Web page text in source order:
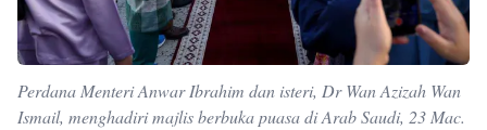
Perdana Menteri Anwar Ibrahim dan isteri, Dr Wan Azizah Wan
Ismail, menghadiri majlis berbuka puasa di Arab Saudi, 23 Mac.